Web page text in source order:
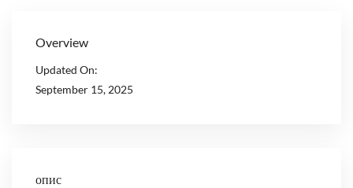
Overview
Updated On:
September 15, 2025
опис